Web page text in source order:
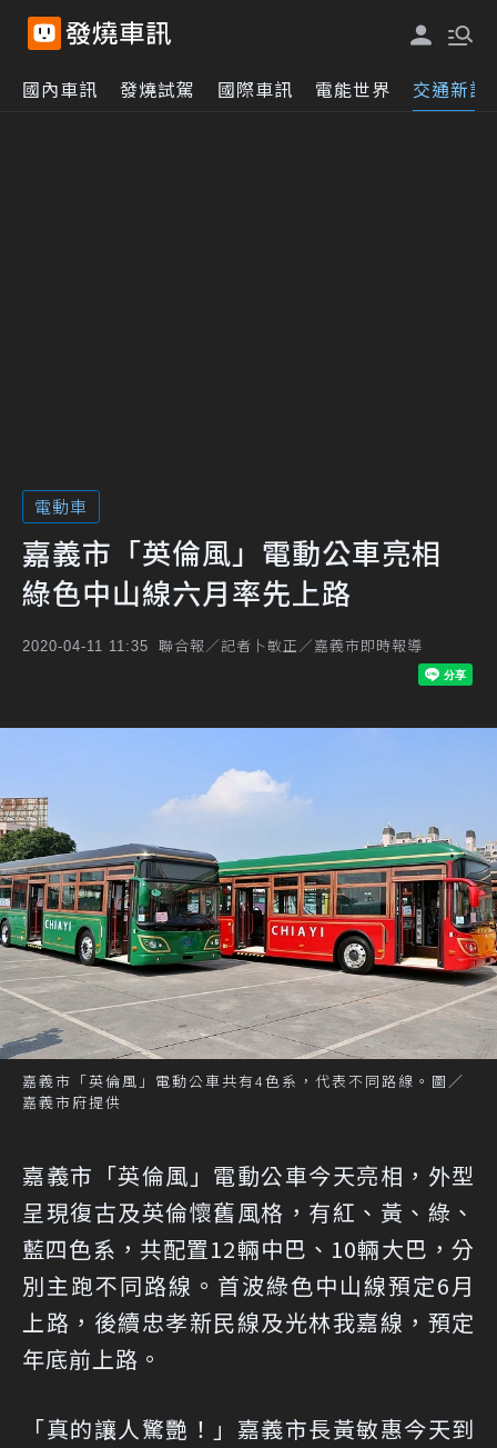
國內車訊 發燒試駕 國際車訊 電能世界 交通新訊
電動車
嘉義市「英倫風」電動公車亮相
綠色中山線六月率先上路
2020-04-11 11:35 聯合報／記者卜敏正／嘉義市即時報導
嘉義市「英倫風」電動公車共有4色系，代表不同路線。圖／
嘉義市府提供
嘉義市「英倫風」電動公車今天亮相，外型
呈現復古及英倫懷舊風格，有紅、黃、綠、
藍四色系，共配置12輛中巴、10輛大巴，分
別主跑不同路線。首波綠色中山線預定6月
上路，後續忠孝新民線及光林我嘉線，預定
年底前上路。
「真的讓人驚艷！」嘉義市長黃敏惠今天到